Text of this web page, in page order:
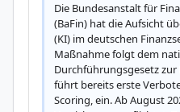
Die Bundesanstalt für
(BaFin) hat die Aufsicht
(KI) im deutschen
Maßnahme folgt dem
Durchführungsgesetz
führt bereits erste
Scoring, ein. Ab August